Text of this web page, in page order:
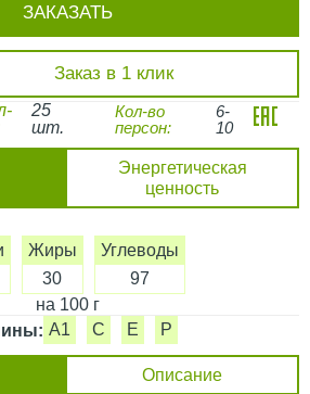
Заказ в 1 клик
ЗАКАЗАТЬ
25
шт.
Кол-во
персон:
6-
10
Энергетическая
ценность
Жиры
30
Углеводы
97
на 100 г
A1 C E P
Описание